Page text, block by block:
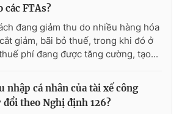
các FTAs?
đang giảm thu do nhiều hàng hóa
giảm, bãi bỏ thuế, trong khi đó ở
phí đang được tăng cường, tạo...
nhập cá nhân của tài xế công
đổi theo Nghị định 126?